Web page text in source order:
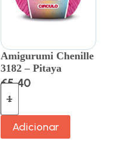
Amigurumi Chenille
3182 – Pitaya
€5.40
Adicionar